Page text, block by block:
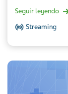
Seguir leyendo
Streaming